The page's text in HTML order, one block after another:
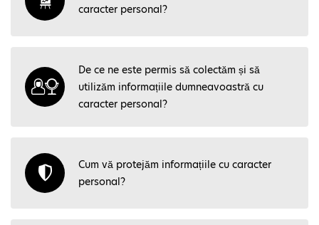
caracter personal?
De ce ne este permis să colectăm și să
utilizăm informațiile dumneavoastră cu
caracter personal?
Cum vă protejăm informațiile cu caracter
personal?